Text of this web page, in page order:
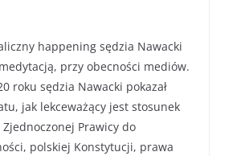
happening sędzia Nawacki
przy obecności mediów.
roku sędzia Nawacki pokazał
jak lekceważący jest stosunek
Zjednoczonej Prawicy do
polskiej Konstytucji, prawa